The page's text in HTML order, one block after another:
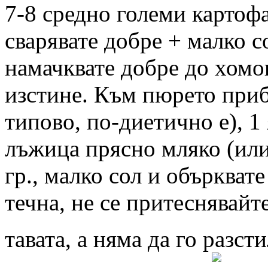
7-8 средно големи
сварявате добре + малко
намачкватe добре до
изстине. Към пюрето
типово, по-диетично е), 1
лъжица прясно мляко
гр., малко сол и
течна, не се
тавата, а няма да го